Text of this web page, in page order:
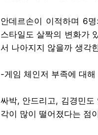
안데르손이 이적하며 6
스타일도 살짝의 변화가
서 나아지지 않을까 생각
-게임 체인저 부족에 대해
싸박, 안드리고, 김경민
각이 많이 떨어졌다는 점